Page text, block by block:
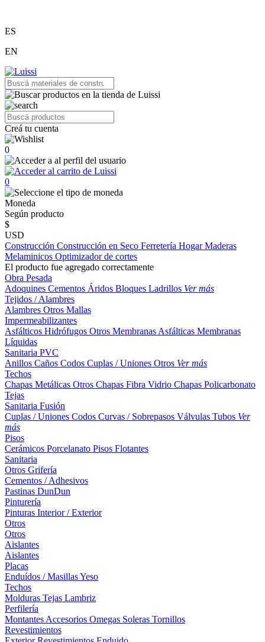
ES
EN
Creá tu cuenta
0
0
Moneda
Según producto
$
USD
Construcción Construcción en Seco Ferretería HogarMaderas
Melaminicos Optimizador de cortes
El producto fue agregado correctamente
Obra Pesada
Adoquines Cementos Áridos Bloques Ladrillos Ver más
Tejidos / Alambres
Alambres Otros Mallas
Impermeabilizantes
Asfálticos Hidrófugos Otros Membranas Asfálticas Membranas
Líquidas
Sanitaria PVC
Anillos Caños Codos Cuplas / Uniones Otros Ver más
Techos
Chapas Metálicas Otros Chapas Fibra Vidrio Chapas Policarbonato
Tejas
Sanitaria Fusión
Cuplas / Uniones Codos Curvas / Sobrepasos Válvulas Tubos Ver
más
Pisos
Cerámicos Porcelanato Pisos Flotantes
Sanitaria
Otros Grifería
Cementos / Adhesivos
Pastinas DunDun
Pinturería
Pinturas Interior / Exterior
Otros
Otros
Aislantes
Aislantes
Placas
Enduídos / MasillasYeso
Techos
Molduras Tejas Lambriz
Perfilería
Montantes Accesorios Omegas Soleras Tornillos
Revestimientos